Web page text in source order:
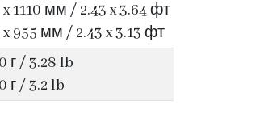
x 1110 мм / 2.43 x 3.64 фт
x 955 мм / 2.43 x 3.13 фт
г / 3.28 lb
г / 3.2 lb